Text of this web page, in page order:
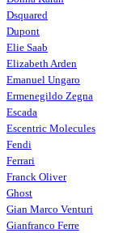
Dsquared
Dupont
Elie Saab
Elizabeth Arden
Emanuel Ungaro
Ermenegildo Zegna
Escada
Escentric Molecules
Fendi
Ferrari
Franck Oliver
Ghost
Gian Marco Venturi
Gianfranco Ferre